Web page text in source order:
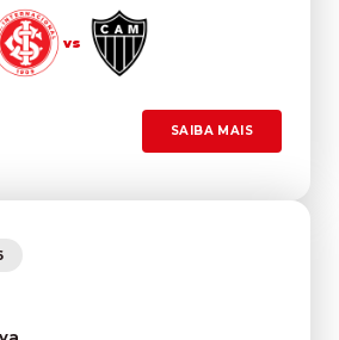
vs
SAIBA MAIS